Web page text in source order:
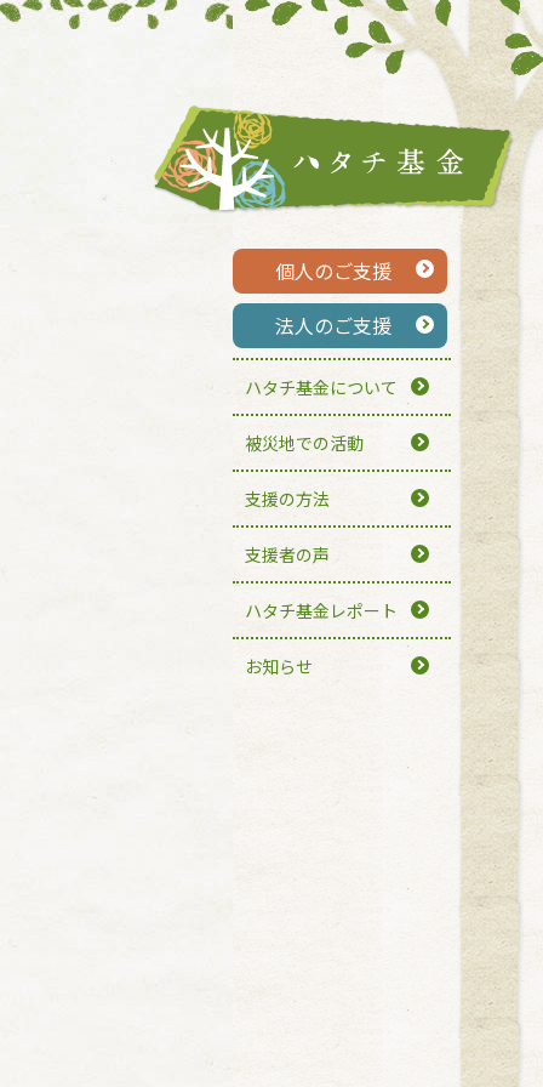
個人のご支援
法人のご支援
ハタチ基金について
被災地での活動
支援の方法
支援者の声
ハタチ基金レポート
お知らせ